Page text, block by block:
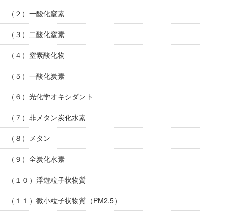
（２）一酸化窒素
（３）二酸化窒素
（４）窒素酸化物
（５）一酸化炭素
（６）光化学オキシダント
（７）非メタン炭化水素
（８）メタン
（９）全炭化水素
（１０）浮遊粒子状物質
（１１）微小粒子状物質（PM2.5）